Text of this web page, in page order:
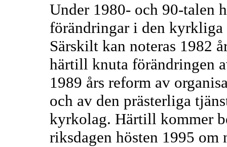
Under 1980- och 90-talen
förändringar i den
Särskilt kan noteras 1982
härtill knuta förändringen
1989 års reform av
och av den prästerliga
kyrkolag. Härtill kommer
riksdagen hösten 1995